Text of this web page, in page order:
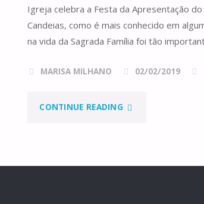
FOI
Igreja celebra a Festa da Apresentação
Candeias, como é mais conhecido em
na vida da Sagrada Família foi tão
MARISA MILHANO 02/02/2019
CONTINUE READING "TEATRO